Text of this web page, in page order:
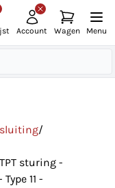
Account Wagen Menu
/
sturing -
11 -